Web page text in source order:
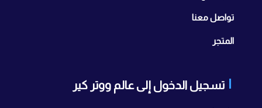
تواصل معنا
المتجر
تسجيل الدخول إلى عالم ووتر كير